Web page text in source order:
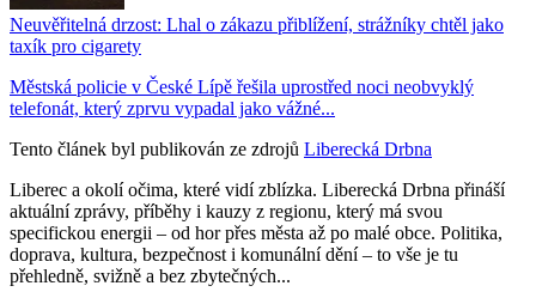
Neuvěřitelná drzost: Lhal o zákazu přiblížení, strážníky chtěl jako
taxík pro cigarety
Městská policie v České Lípě řešila uprostřed noci neobvyklý
telefonát, který zprvu vypadal jako vážné...
Tento článek byl publikován ze zdrojů Liberecká Drbna
Liberec a okolí očima, které vidí zblízka. Liberecká Drbna přináší
aktuální zprávy, příběhy i kauzy z regionu, který má svou
specifickou energii – od hor přes města až po malé obce. Politika,
doprava, kultura, bezpečnost i komunální dění – to vše je tu
přehledně, svižně a bez zbytečných...